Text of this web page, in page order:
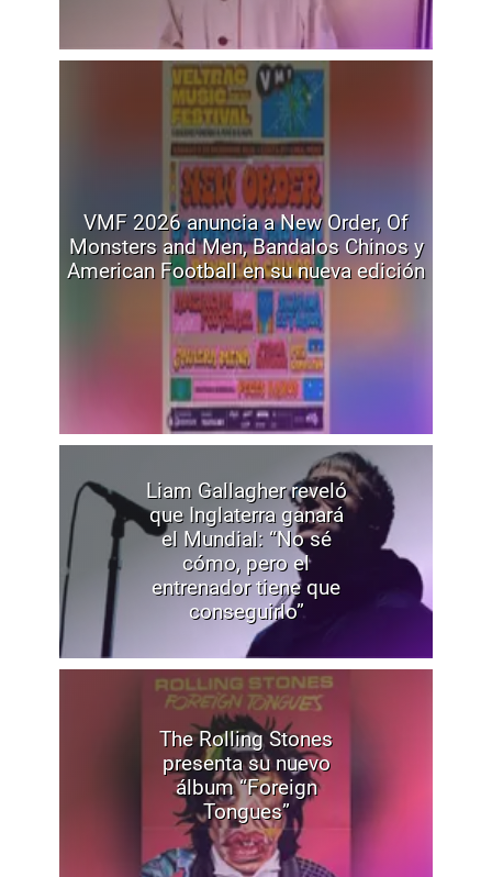
VMF 2026 anuncia a New Order, Of
Monsters and Men, Bandalos Chinos y
American Football en su nueva edición
Liam Gallagher reveló
que Inglaterra ganará
el Mundial: “No sé
cómo, pero el
entrenador tiene que
conseguirlo”
The Rolling Stones
presenta su nuevo
álbum “Foreign
Tongues”